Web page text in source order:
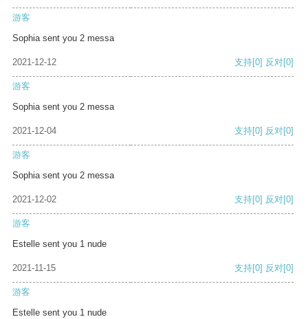
游客
Sophia sent you 2 messa
2021-12-12 支持[0] 反对[0]
游客
Sophia sent you 2 messa
2021-12-04 支持[0] 反对[0]
游客
Sophia sent you 2 messa
2021-12-02 支持[0] 反对[0]
游客
Estelle sent you 1 nude
2021-11-15 支持[0] 反对[0]
游客
Estelle sent you 1 nude